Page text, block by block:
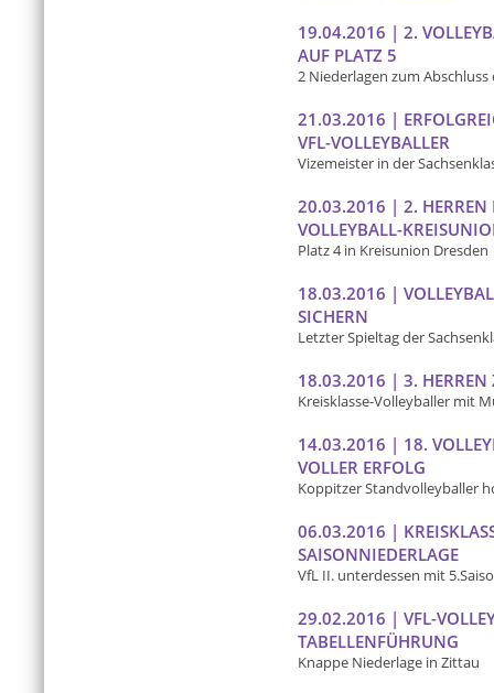
19.04.2016 | 2.
AUF PLATZ 5
2 Niederlagen zum
21.03.2016 |
VFL-VOLLEYBALLER
Vizemeister in der
20.03.2016 | 2. HERREN
VOLLEYBALL-
Platz 4 in Kreisunion Dresden
18.03.2016 |
SICHERN
Letzter Spieltag der
18.03.2016 | 3. HERREN
Kreisklasse-Volleyballer mit
14.03.2016 | 18.
VOLLER ERFOLG
Koppitzer Standvolleyballer
06.03.2016 |
SAISONNIEDERLAGE
VfL II. unterdessen mit
29.02.2016 | VFL-
TABELLENFÜHRUNG
Knappe Niederlage in Zittau